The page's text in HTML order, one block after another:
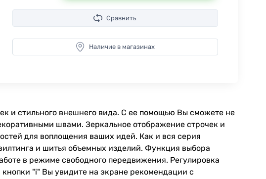
Сравнить
Наличие в магазинах
и стильного внешнего вида. С ее помощью Вы сможете не
швами. Зеркальное отображение строчек и
для воплощения ваших идей. Как и вся серия
и шитья объемных изделий. Функция выбора
в режиме свободного передвижения. Регулировка
"i" Вы увидите на экране рекомендации с